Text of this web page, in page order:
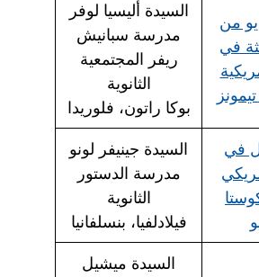
من
في
السيدة أليسيا لوفر
مدرسة سبانيش
ريفر المجتمعية
الثانوية
بوكا راتون، فلوريدا
في
السيدة جينيفر لونو
مدرسة الدستور
الثانوية
فيلادلفيا، بنسلفانيا
السيدة ميشيل